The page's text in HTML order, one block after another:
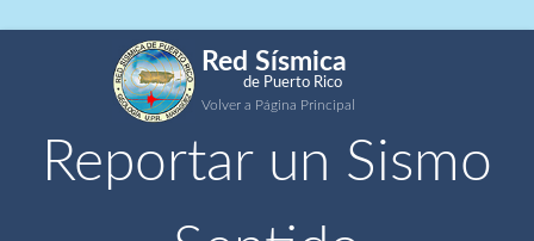
Red Sísmica
de Puerto Rico
Volver a Página Principal
Reportar un Sismo